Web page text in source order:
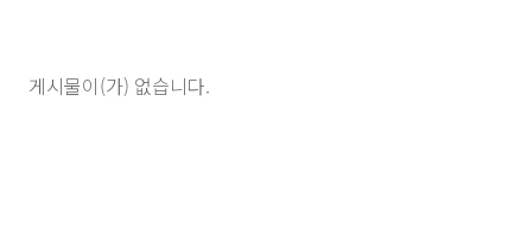
게시물이(가) 없습니다.